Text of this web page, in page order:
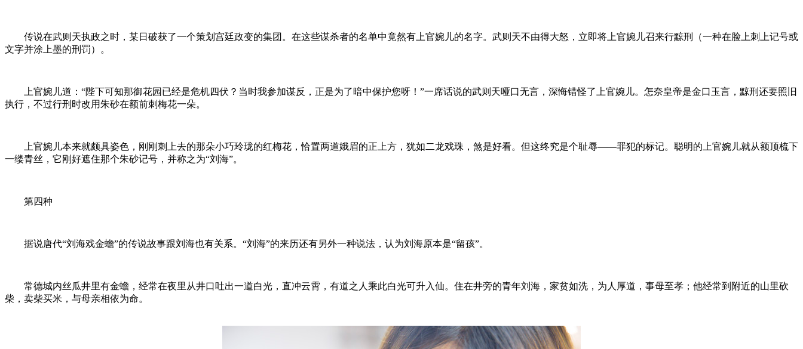
传说在武则天执政之时，某日破获了一个策划宫廷政变的集团。在这些谋杀者的名单中竟然有上官婉儿的名字。武则天不由得大怒，立即将上官婉儿召来行黥刑（一种在脸上刺上记号或
文字并涂上墨的刑罚）。
上官婉儿道：“陛下可知那御花园已经是危机四伏？当时我参加谋反，正是为了暗中保护您呀！”一席话说的武则天哑口无言，深悔错怪了上官婉儿。怎奈皇帝是金口玉言，黥刑还要照旧
执行，不过行刑时改用朱砂在额前刺梅花一朵。
上官婉儿本来就颇具姿色，刚刚刺上去的那朵小巧玲珑的红梅花，恰置两道娥眉的正上方，犹如二龙戏珠，煞是好看。但这终究是个耻辱――罪犯的标记。聪明的上官婉儿就从额顶梳下
一缕青丝，它刚好遮住那个朱砂记号，并称之为“刘海”。
第四种
据说唐代“刘海戏金蟾”的传说故事跟刘海也有关系。“刘海”的来历还有另外一种说法，认为刘海原本是“留孩”。
常德城内丝瓜井里有金蟾，经常在夜里从井口吐出一道白光，直冲云霄，有道之人乘此白光可升入仙。住在井旁的青年刘海，家贫如洗，为人厚道，事母至孝；他经常到附近的山里砍
柴，卖柴买米，与母亲相依为命。